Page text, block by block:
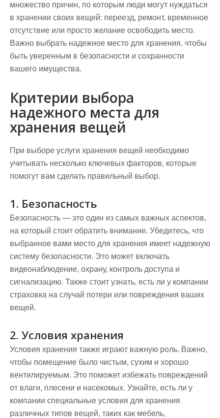
множество причин, по которым люди могут нуждаться
в хранении своих вещей: переезд, ремонт, временное
отсутствие или просто желание освободить место.
Важно выбрать надежное место для хранения, чтобы
быть уверенным в безопасности и сохранности
вашего имущества.
Критерии выбора
надежного места для
хранения вещей
При выборе услуги хранения вещей необходимо
учитывать несколько ключевых факторов, которые
помогут вам сделать правильный выбор.
1. Безопасность
Безопасность — это один из самых важных аспектов,
на который стоит обратить внимание. Убедитесь, что
выбранное вами место для хранения имеет надежную
систему безопасности. Это может включать
видеонаблюдение, охрану, контроль доступа и
сигнализацию. Также стоит узнать, есть ли у компании
страховка на случай потери или повреждения ваших
вещей.
2. Условия хранения
Условия хранения также играют важную роль. Важно,
чтобы помещение было чистым, сухим и хорошо
вентилируемым. Это поможет избежать повреждений
от влаги, плесени и насекомых. Узнайте, есть ли у
компании специальные условия для хранения
различных типов вещей, таких как мебель,